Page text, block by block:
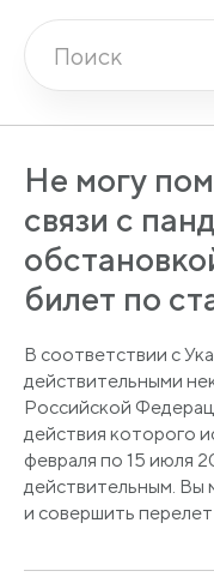
Не могу
связи с
билет по
В соответствии с
действительными
Российской
действия которого
февраля по 15 июля
действительным. Вы
и совершить